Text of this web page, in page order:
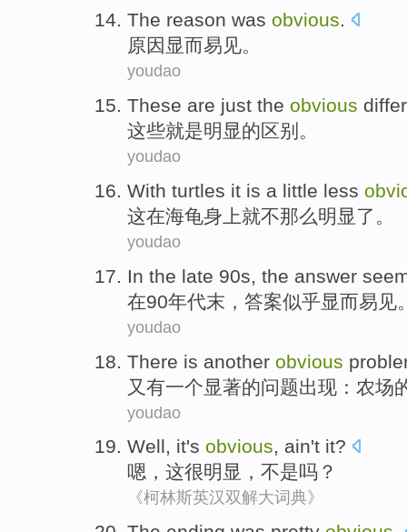
The reason was obvious.
原因 显而易见。
youdao
These are just the obvious
这些就是明显的区别 。
youdao
With turtles it is a little less
这在海龟身上就不那么明显了。
youdao
In the late 90s, the answer
在90年代末 ， 答案似乎显而易见
youdao
There is another obvious
又 有一个显著的问题出现 ： 农场
youdao
Well, it's obvious, ain't it?
嗯 ， 这很明显，不是吗？
《柯林斯英汉双解大词典》